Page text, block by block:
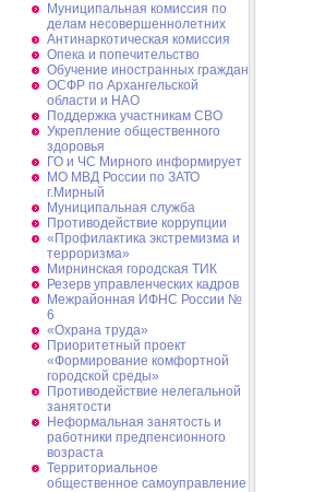
Муниципальная комиссия по
делам несовершеннолетних
Антинаркотическая комиссия
Опека и попечительство
Обучение иностранных граждан
ОСФР по Архангельской
области и НАО
Поддержка участникам СВО
Укрепление общественного
здоровья
ГО и ЧС Мирного информирует
МО МВД России по ЗАТО
г.Мирный
Муниципальная cлужба
Противодействие коррупции
«Профилактика экстремизма и
терроризма»
Мирнинская городская ТИК
Резерв управленческих кадров
Межрайонная ИФНС России №
6
«Охрана труда»
Приоритетный проект
«Формирование комфортной
городской среды»
Противодействие нелегальной
занятости
Неформальная занятость и
работники предпенсионного
возраста
Территориальное
общественное самоуправление